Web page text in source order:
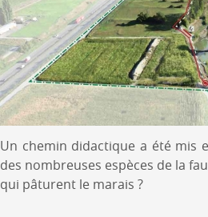
Un chemin didactique a été mis
des nombreuses espèces de la
qui pâturent le marais ?